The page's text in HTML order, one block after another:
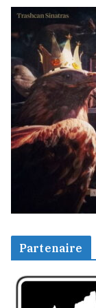
Partenaire